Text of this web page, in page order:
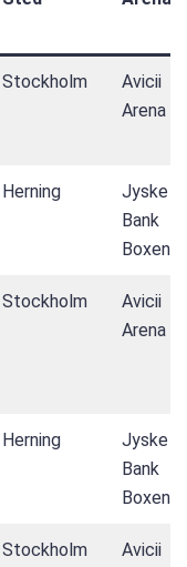
Stockholm
Avicii
Arena
Herning
Jyske
Bank
Boxen
Stockholm
Avicii
Arena
Herning
Jyske
Bank
Boxen
Stockholm
Avicii